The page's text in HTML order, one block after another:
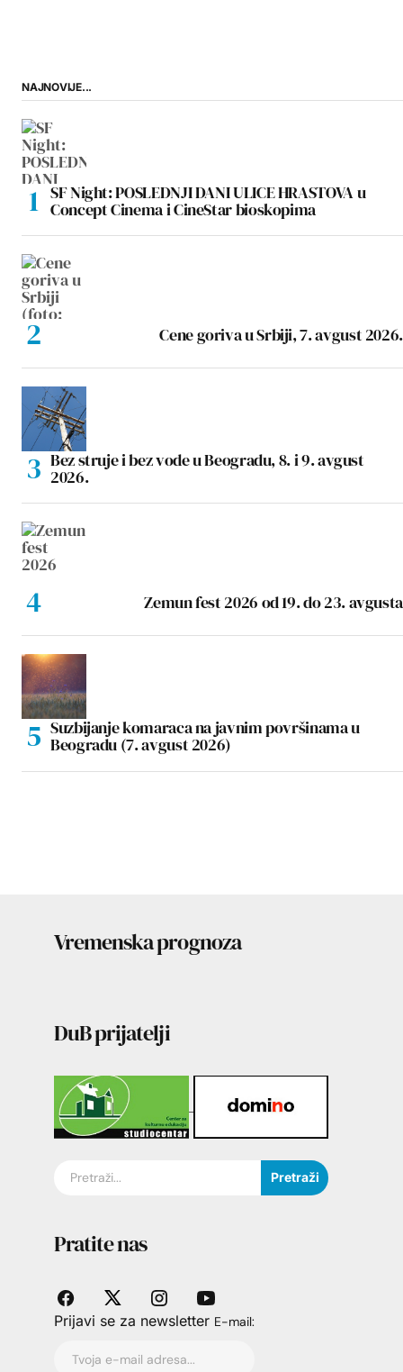
NAJNOVIJE...
SF Night: POSLEDNJI DANI ULICE HRASTOVA u
Concept Cinema i CineStar bioskopima
Cene goriva u Srbiji, 7. avgust 2026.
Bez struje i bez vode u Beogradu, 8. i 9. avgust
2026.
Zemun fest 2026 od 19. do 23. avgusta
Suzbijanje komaraca na javnim površinama u
Beogradu (7. avgust 2026)
Vremenska prognoza
DuB prijatelji
Pretraži
Pratite nas
Prijavi se za newsletter E-mail: